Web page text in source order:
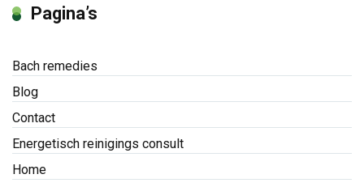
Pagina’s
Bach remedies
Blog
Contact
Energetisch reinigings consult
Home